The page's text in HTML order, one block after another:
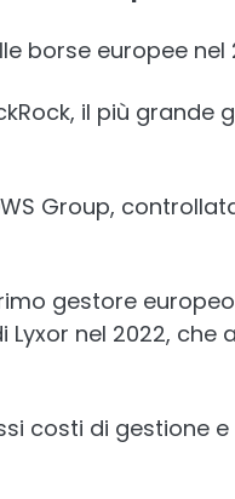
borse europee nel
il più grande
Group,
gestore
nel 2022, che
costi di gestione